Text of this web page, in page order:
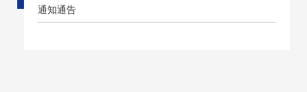
通知通告